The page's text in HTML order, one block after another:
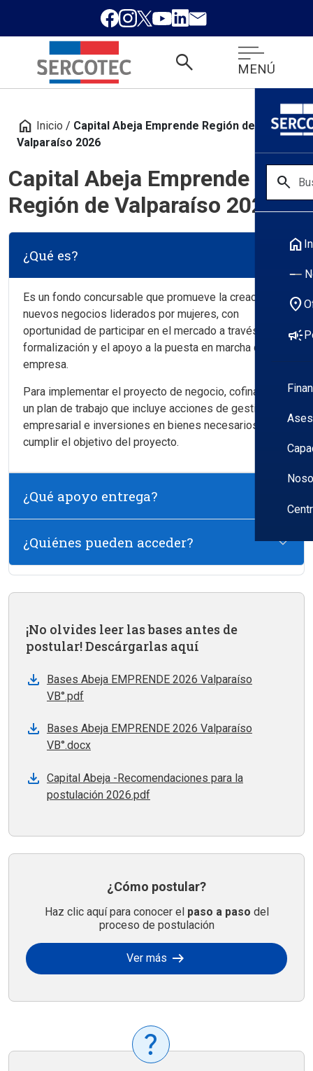
search MENÚ
search
home
location_on
campaign
home Inicio / Capital Abeja Emprende Región de
Valparaíso 2026
Capital Abeja Emprende
Región de Valparaíso 2026
¿Qué es?
Es un fondo concursable que promueve la creación de
nuevos negocios liderados por mujeres, con
oportunidad de participar en el mercado a través de su
formalización y el apoyo a la puesta en marcha de la
empresa.
Para implementar el proyecto de negocio, cofinancia
un plan de trabajo que incluye acciones de gestión
empresarial e inversiones en bienes necesarios para
cumplir el objetivo del proyecto.
¿Qué apoyo entrega?
¿Quiénes pueden acceder?
¡No olvides leer las bases antes de
postular! Descárgarlas aquí
Bases Abeja EMPRENDE 2026 Valparaíso
VB°.pdf
Bases Abeja EMPRENDE 2026 Valparaíso
VB°.docx
Capital Abeja -Recomendaciones para la
postulación 2026.pdf
¿Cómo postular?
Haz clic aquí para conocer el paso a paso del
proceso de postulación
Ver más arrow_right_alt